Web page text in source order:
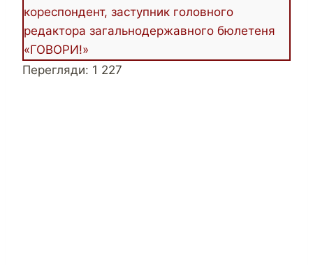
кореспондент, заступник головного
редактора загальнодержавного бюлетеня
«ГОВОРИ!»
Перегляди: 1 227